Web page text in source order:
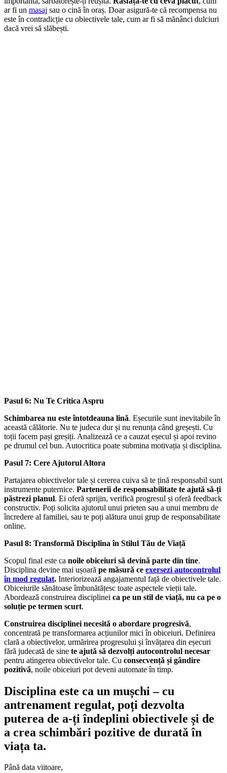
ar fi un masaj sau o cină în oraș. Doar asigură-te că recompensa nu
este în contradicție cu obiectivele tale, cum ar fi să mănânci dulciuri
dacă vrei să slăbești.
Pasul 6: Nu Te Critica Aspru
Schimbarea nu este întotdeauna lină. Eșecurile sunt inevitabile în
această călătorie. Nu te judeca dur și nu renunța când greșești. Cu
toții facem pași greșiți. Analizează ce a cauzat eșecul și apoi revino
pe drumul cel bun. Autocritica poate submina motivația și disciplina.
Pasul 7: Cere Ajutorul Altora
Partajarea obiectivelor tale și cererea cuiva să te țină responsabil sunt
instrumente puternice. Partenerii de responsabilitate te ajută să-ți
păstrezi planul. Ei oferă sprijin, verifică progresul și oferă feedback
constructiv. Poți solicita ajutorul unui prieten sau a unui membru de
încredere al familiei, sau te poți alătura unui grup de responsabilitate
online.
Pasul 8: Transformă Disciplina în Stilul Tău de Viață
Scopul final este ca noile obiceiuri să devină parte din tine.
Disciplina devine mai ușoară pe măsură ce exersezi autocontrolul
în mod regulat. Interiorizează angajamentul față de obiectivele tale.
Obiceiurile sănătoase îmbunătățesc toate aspectele vieții tale.
Abordează construirea disciplinei ca pe un stil de viață, nu ca pe o
soluție pe termen scurt.
Construirea disciplinei necesită o abordare progresivă,
concentrată pe transformarea acțiunilor mici în obiceiuri. Definirea
clară a obiectivelor, urmărirea progresului și învățarea din eșecuri
fără judecată de sine te ajută să dezvolți autocontrolul necesar
pentru atingerea obiectivelor tale. Cu consecvență și gândire
pozitivă, noile obiceiuri pot deveni automate în timp.
Disciplina este ca un mușchi – cu
antrenament regulat, poți dezvolta
puterea de a-ți îndeplini obiectivele și de
a crea schimbări pozitive de durată în
viața ta.
Până data viitoare,